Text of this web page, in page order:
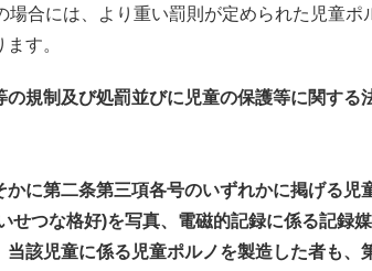
場合には、より重い罰則が定められた児童ポ
す。
規制及び処罰並びに児童の保護等に関する
に第二条第三項各号のいずれかに掲げる児
せつな格好)を写真、電磁的記録に係る記録
該児童に係る児童ポルノを製造した者も、